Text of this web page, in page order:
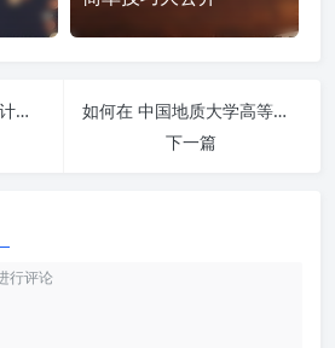
提升学习效率！正保会计网校-甘肃省-https://jxjy.chinaacc.com/gansu/sheng/ 刷课方法全揭秘
如何在 中国地质大学高等学历继续教育 https://cugyj.cug.edu.cn/np/#/login 平台快速完成学习任务？
下一篇